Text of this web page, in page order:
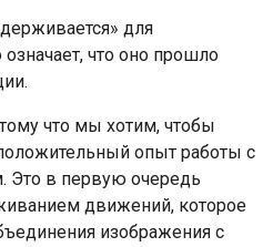
для
означает, что оно прошло
что мы хотим, чтобы
опыт работы с
Это в первую очередь
движений, которое
изображения с